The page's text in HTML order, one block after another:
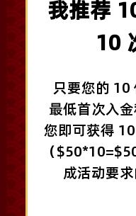
我推荐
10
只要您的 10
最低首次入
您即可获得
（
成活动要